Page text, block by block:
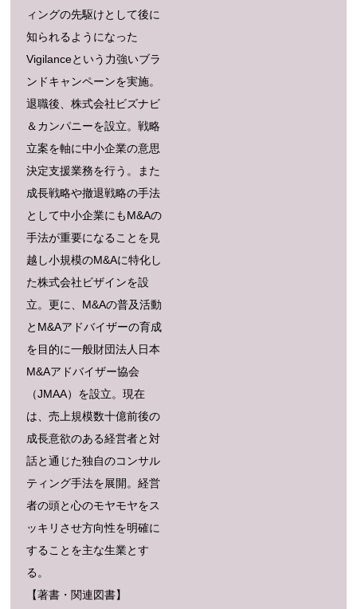
ィングの先駆けとして後に
知られるようになった
Vigilanceという力強いブラ
ンドキャンペーンを実施。
退職後、株式会社ビズナビ
＆カンパニーを設立。戦略
立案を軸に中小企業の意思
決定支援業務を行う。また
成長戦略や撤退戦略の手法
として中小企業にもM&Aの
手法が重要になることを見
越し小規模のM&Aに特化し
た株式会社ビザインを設
立。更に、M&Aの普及活動
とM&Aアドバイザーの育成
を目的に一般財団法人日本
M&Aアドバイザー協会
（JMAA）を設立。現在
は、売上規模数十億前後の
成長意欲のある経営者と対
話と通じた独自のコンサル
ティング手法を展開。経営
者の頭と心のモヤモヤをス
ッキリさせ方向性を明確に
することを主な生業とす
る。
【著書・関連図書】